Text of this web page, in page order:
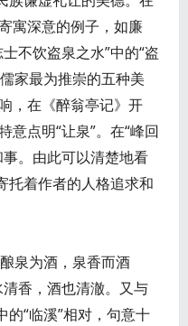
寓深意的例子，如廉
不饮盗泉之水”中的“盗
家最为推崇的五种美
，在《醉翁亭记》开
意点明“让泉”。在“峰回
。由此可以清楚地看
着作者的人格追求和
泉为酒，泉香而酒
香，酒也清澈。又与
的“临溪”相对，句意十